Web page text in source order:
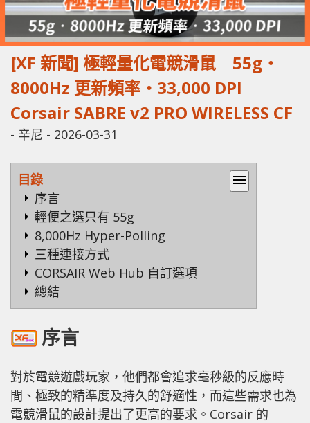
[XF 新聞] 極輕量化電競滑鼠 55g‧
8000Hz 更新頻率‧33,000 DPI
Corsair SABRE v2 PRO WIRELESS CF
- 辛尼 - 2026-03-31
目錄
menu
序言
輕便之選只有 55g
8,000Hz Hyper-Polling
三種連接方式
CORSAIR Web Hub 自訂選項
總結
序言
對於電競遊戲玩家，他們都會追求毫秒級的反應時
間、極致的精準度及持久的舒適性，而這些需求也為
電競滑鼠的設計提出了更高的要求。Corsair 的